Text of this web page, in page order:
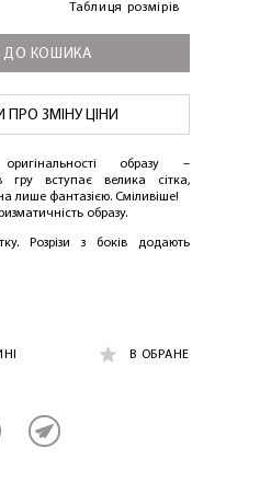
Таблиця розмірів
ДО КОШИКА
ЗМІНУ ЦІНИ
образу –
гру вступає велика сітка,
лише фантазією. Сміливіше!
образу.
Розрізи з боків додають
В ОБРАНЕ
ДО
ПРИЙМІТЬ ВІД НАС